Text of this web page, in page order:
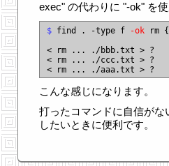
exec" の代わりに "-ok" を使
$ find . -type f -ok rm
< rm ... ./bbb.txt > ?
< rm ... ./ccc.txt > ?
こんな感じになります。
打ったコマンドに自信が
したいときに便利です。